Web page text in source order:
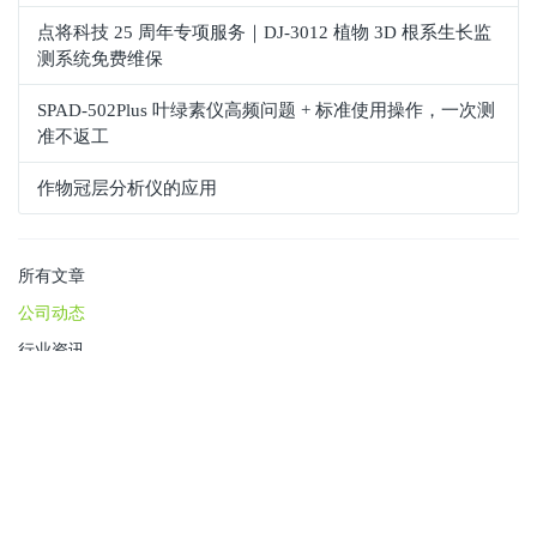
点将科技 25 周年专项服务｜DJ-3012 植物 3D 根系生长监
测系统免费维保
SPAD‑502Plus 叶绿素仪高频问题 + 标准使用操作，一次测
准不返工
作物冠层分析仪的应用
所有文章
公司动态
行业资讯